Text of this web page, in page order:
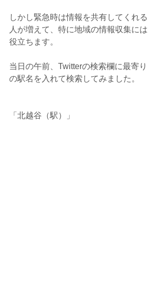
しかし緊急時は情報を共有してくれる
人が増えて、特に地域の情報収集には
役立ちます。
当日の午前、Twitterの検索欄に最寄り
の駅名を入れて検索してみました。
「北越谷（駅）」